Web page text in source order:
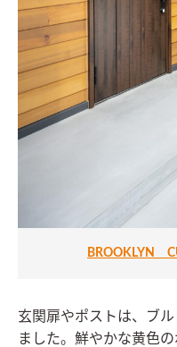
BROOKLYN
玄関扉やポストは、ブ
ました。鮮やかな黄色